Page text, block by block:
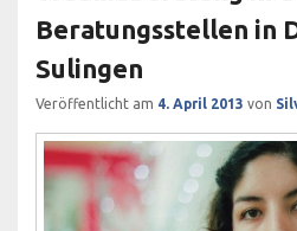
Beratungsstellen in
Sulingen
Veröffentlicht am 4. April 2013 von